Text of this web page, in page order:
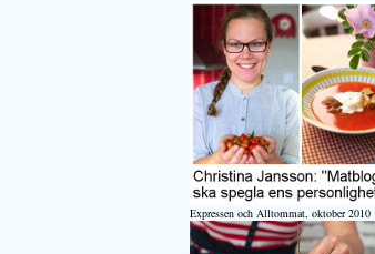
Expressen och Alltommat, oktober 2010